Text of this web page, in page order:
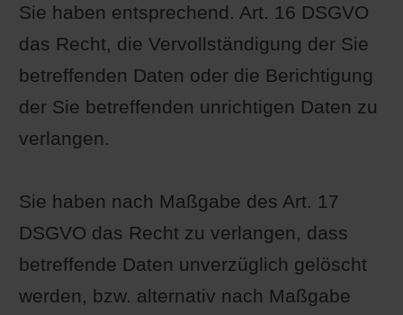
Sie haben entsprechend. Art. 16 DSGVO
das Recht, die Vervollständigung der Sie
betreffenden Daten oder die Berichtigung
der Sie betreffenden unrichtigen Daten zu
verlangen.
Sie haben nach Maßgabe des Art. 17
DSGVO das Recht zu verlangen, dass
betreffende Daten unverzüglich gelöscht
werden, bzw. alternativ nach Maßgabe